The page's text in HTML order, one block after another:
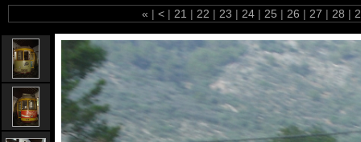
« | < | 21 | 22 | 23 | 24 | 25 | 26 | 27 | 28 |